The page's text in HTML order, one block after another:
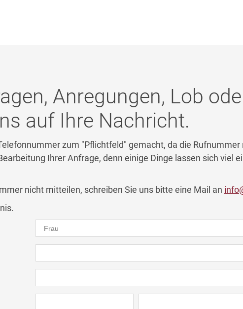
Anregungen, Lob
auf Ihre Nachricht.
zum "Pflichtfeld" gemacht, da die
Ihrer Anfrage, denn einige Dinge lassen sich viel
nicht mitteilen, schreiben Sie uns bitte eine Mail an